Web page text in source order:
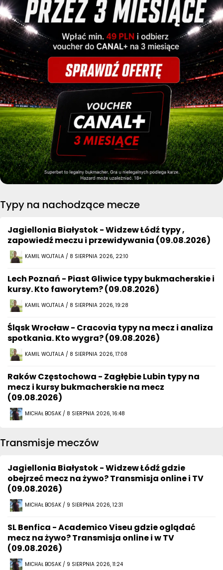
Typy na nachodzące mecze
Jagiellonia Białystok - Widzew Łódź typy ,
zapowiedź meczu i przewidywania (09.08.2026)
KAMIL WOJTALA / 8 SIERPNIA 2026, 22:10
Lech Poznań - Piast Gliwice typy bukmacherskie i
kursy. Kto faworytem? (09.08.2026)
KAMIL WOJTALA / 8 SIERPNIA 2026, 19:28
Śląsk Wrocław - Cracovia typy na mecz i analiza
spotkania. Kto wygra? (09.08.2026)
KAMIL WOJTALA / 8 SIERPNIA 2026, 17:08
Raków Częstochowa - Zagłębie Lubin typy na
mecz i kursy bukmacherskie na mecz
(09.08.2026)
MICHAŁ BOSAK / 8 SIERPNIA 2026, 16:48
Transmisje meczów
Jagiellonia Białystok - Widzew Łódź gdzie
obejrzeć mecz na żywo? Transmisja online i TV
(09.08.2026)
MICHAŁ BOSAK / 9 SIERPNIA 2026, 12:31
SL Benfica - Academico Viseu gdzie oglądać
mecz na żywo? Transmisja online i w TV
(09.08.2026)
MICHAŁ BOSAK / 9 SIERPNIA 2026, 11:24